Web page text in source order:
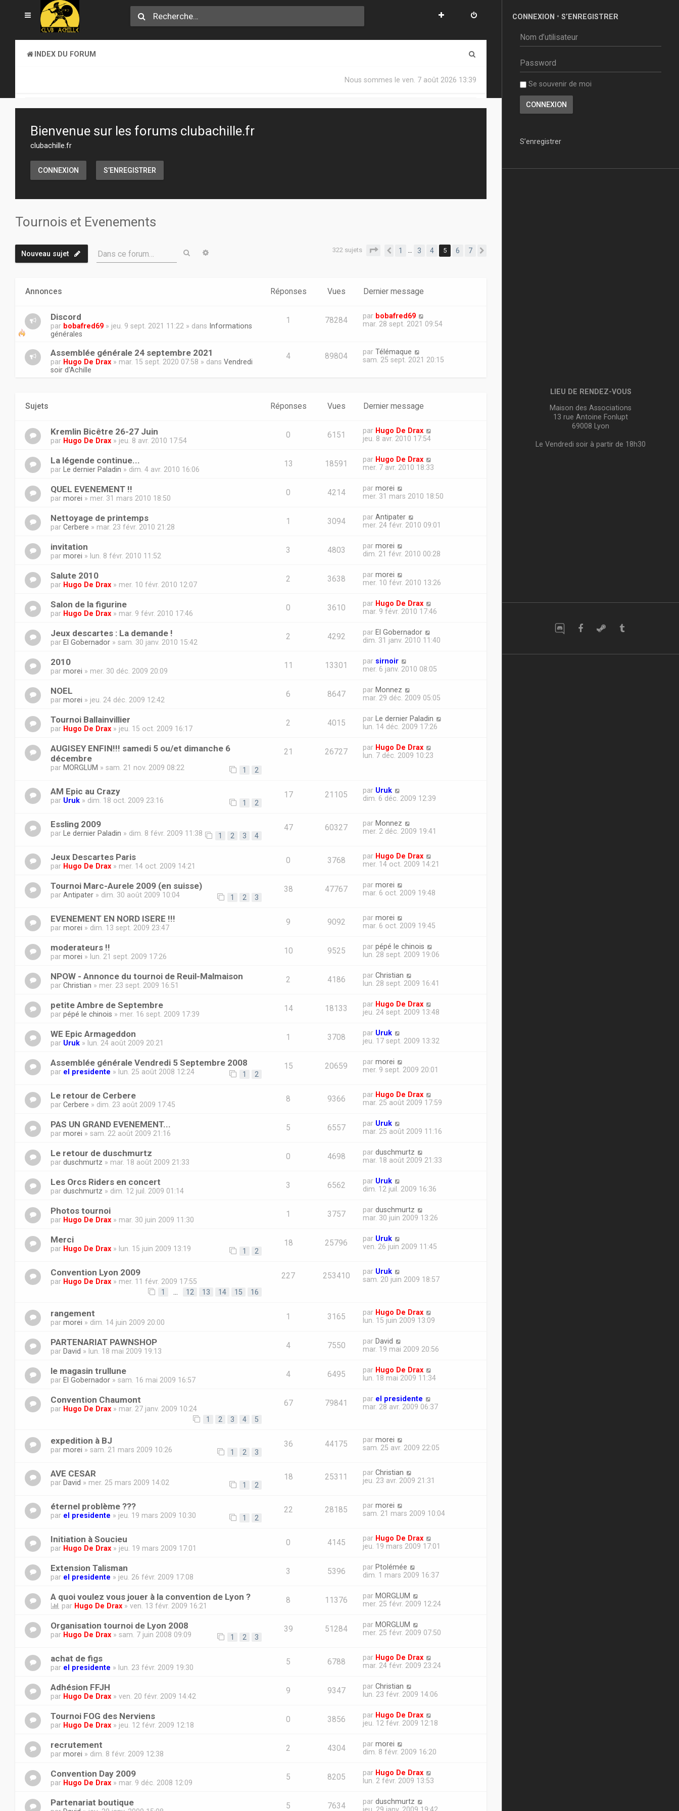
INDEX DU FORUM
Nous sommes le ven. 7 août 2026 13:39
Bienvenue sur les forums clubachille.fr
clubachille.fr
CONNEXION S’ENREGISTRER
Tournois et Evenements
Nouveau sujet Dans ce forum… Rechercher 322 sujets Page 5 sur 7
Précédente
1 … 3 4 5 6 7
Annonces Réponses Vues Dernier message
Discord
par bobafred69 » jeu. 9 sept. 2021 11:22 » dans Informations
générales
1 78284 par bobafred69
mar. 28 sept. 2021 09:54
Assemblée générale 24 septembre 2021
par Hugo De Drax » mar. 15 sept. 2020 07:58 » dans Vendredi
soir d'Achille
4 89804 par Télémaque
sam. 25 sept. 2021 20:15
Sujets Réponses Vues Dernier message
Kremlin Bicêtre 26-27 Juin
par Hugo De Drax » jeu. 8 avr. 2010 17:54
0 6151 par Hugo De Drax
jeu. 8 avr. 2010 17:54
La légende continue...
par Le dernier Paladin » dim. 4 avr. 2010 16:06
13 18591 par Hugo De Drax
mer. 7 avr. 2010 18:33
QUEL EVENEMENT !!
par morei » mer. 31 mars 2010 18:50
0 4214 par morei
mer. 31 mars 2010 18:50
Nettoyage de printemps
par Cerbere » mar. 23 févr. 2010 21:28
1 3094 par Antipater
mer. 24 févr. 2010 09:01
invitation
par morei » lun. 8 févr. 2010 11:52
3 4803 par morei
dim. 21 févr. 2010 00:28
Salute 2010
par Hugo De Drax » mer. 10 févr. 2010 12:07
2 3638 par morei
mer. 10 févr. 2010 13:26
Salon de la figurine
par Hugo De Drax » mar. 9 févr. 2010 17:46
0 3610 par Hugo De Drax
mar. 9 févr. 2010 17:46
Jeux descartes : La demande !
par El Gobernador » sam. 30 janv. 2010 15:42
2 4292 par El Gobernador
dim. 31 janv. 2010 11:40
2010
par morei » mer. 30 déc. 2009 20:09
11 13301 par sirnoir
mer. 6 janv. 2010 08:05
NOEL
par morei » jeu. 24 déc. 2009 12:42
6 8647 par Monnez
mar. 29 déc. 2009 05:05
Tournoi Ballainvillier
par Hugo De Drax » jeu. 15 oct. 2009 16:17
2 4015 par
Le dernier Paladin
lun. 14 déc. 2009 17:26
AUGISEY ENFIN!!! samedi 5 ou/et dimanche 6
décembre
par MORGLUM » sam. 21 nov. 2009 08:22 1 2
21 26727 par Hugo De Drax
lun. 7 déc. 2009 10:23
AM Epic au Crazy
par Uruk » dim. 18 oct. 2009 23:16 1 2
17 21105 par Uruk
dim. 6 déc. 2009 12:39
Essling 2009
par Le dernier Paladin » dim. 8 févr. 2009 11:38 1 2 3 4
47 60327 par Monnez
mer. 2 déc. 2009 19:41
Jeux Descartes Paris
par Hugo De Drax » mer. 14 oct. 2009 14:21
0 3768 par Hugo De Drax
mer. 14 oct. 2009 14:21
Tournoi Marc-Aurele 2009 (en suisse)
par Antipater » dim. 30 août 2009 10:04 1 2 3
38 47767 par morei
mar. 6 oct. 2009 19:48
EVENEMENT EN NORD ISERE !!!
par morei » dim. 13 sept. 2009 23:47
9 9092 par morei
mar. 6 oct. 2009 19:45
moderateurs !!
par morei » lun. 21 sept. 2009 17:26
10 9525 par pépé le chinois
lun. 28 sept. 2009 19:06
NPOW - Annonce du tournoi de Reuil-Malmaison
par Christian » mer. 23 sept. 2009 16:51
2 4186 par Christian
lun. 28 sept. 2009 16:41
petite Ambre de Septembre
par pépé le chinois » mer. 16 sept. 2009 17:39
14 18133 par Hugo De Drax
jeu. 24 sept. 2009 13:48
WE Epic Armageddon
par Uruk » lun. 24 août 2009 20:21
1 3708 par Uruk
jeu. 17 sept. 2009 13:32
Assemblée générale Vendredi 5 Septembre 2008
par el presidente » lun. 25 août 2008 12:24 1 2
15 20659 par morei
mer. 9 sept. 2009 20:01
Le retour de Cerbere
par Cerbere » dim. 23 août 2009 17:45
8 9366 par Hugo De Drax
mar. 25 août 2009 17:59
PAS UN GRAND EVENEMENT...
par morei » sam. 22 août 2009 21:16
5 6557 par Uruk
mar. 25 août 2009 11:16
Le retour de duschmurtz
par duschmurtz » mar. 18 août 2009 21:33
0 4698 par duschmurtz
mar. 18 août 2009 21:33
Les Orcs Riders en concert
par duschmurtz » dim. 12 juil. 2009 01:14
3 6562 par Uruk
dim. 12 juil. 2009 16:36
Photos tournoi
par Hugo De Drax » mar. 30 juin 2009 11:30
1 3757 par duschmurtz
mar. 30 juin 2009 13:26
Merci
par Hugo De Drax » lun. 15 juin 2009 13:19 1 2
18 25796 par Uruk
ven. 26 juin 2009 11:45
Convention Lyon 2009
par Hugo De Drax » mer. 11 févr. 2009 17:55
1
12 13 14 15 16
227 253410 par Uruk
sam. 20 juin 2009 18:57
rangement
par morei » dim. 14 juin 2009 20:00
1 3165 par Hugo De Drax
lun. 15 juin 2009 13:09
PARTENARIAT PAWNSHOP
par David » lun. 18 mai 2009 19:13
4 7550 par David
mar. 19 mai 2009 20:56
le magasin trullune
par El Gobernador » sam. 16 mai 2009 16:57
4 6495 par Hugo De Drax
lun. 18 mai 2009 11:34
Convention Chaumont
par Hugo De Drax » mar. 27 janv. 2009 10:24
1
2 3 4 5
67 79841 par el presidente
mar. 28 avr. 2009 06:37
expedition à BJ
par morei » sam. 21 mars 2009 10:26 1 2 3
36 44175 par morei
sam. 25 avr. 2009 22:05
AVE CESAR
par David » mer. 25 mars 2009 14:02 1 2
18 25311 par Christian
jeu. 23 avr. 2009 21:31
éternel problème ???
par el presidente » jeu. 19 mars 2009 10:30 1 2
22 28185 par morei
sam. 21 mars 2009 10:04
Initiation à Soucieu
par Hugo De Drax » jeu. 19 mars 2009 17:01
0 4145 par Hugo De Drax
jeu. 19 mars 2009 17:01
Extension Talisman
par el presidente » jeu. 26 févr. 2009 17:08
3 5396 par Ptolémée
dim. 1 mars 2009 16:37
A quoi voulez vous jouer à la convention de Lyon ?
par Hugo De Drax » ven. 13 févr. 2009 16:21
8 11376 par MORGLUM
mer. 25 févr. 2009 12:24
Organisation tournoi de Lyon 2008
par Hugo De Drax » sam. 7 juin 2008 09:09 1 2 3
39 51284 par MORGLUM
mer. 25 févr. 2009 07:50
achat de figs
par el presidente » lun. 23 févr. 2009 19:30
5 6788 par Hugo De Drax
mar. 24 févr. 2009 23:24
Adhésion FFJH
par Hugo De Drax » ven. 20 févr. 2009 14:42
9 9347 par Christian
lun. 23 févr. 2009 14:06
Tournoi FOG des Nerviens
par Hugo De Drax » jeu. 12 févr. 2009 12:18
0 3856 par Hugo De Drax
jeu. 12 févr. 2009 12:18
recrutement
par morei » dim. 8 févr. 2009 12:38
2 4304 par morei
dim. 8 févr. 2009 16:20
Convention Day 2009
par Hugo De Drax » mar. 9 déc. 2008 12:09
5 8205 par Hugo De Drax
lun. 2 févr. 2009 13:53
Partenariat boutique 5 7634 par duschmurtz
CONNEXION • S’ENREGISTRER
Se souvenir de moi
S’enregistrer
LIEU DE RENDEZ-VOUS
Maison des Associations
13 rue Antoine Fonlupt
69008 Lyon
Le Vendredi soir à partir de 18h30